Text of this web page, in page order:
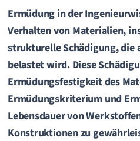
Ermüdung in der
Verhalten von Materialien,
strukturelle Schädigung,
belastet wird. Diese
Ermüdungsfestigkeit des
Ermüdungskriterium und
Lebensdauer von
Konstruktionen zu